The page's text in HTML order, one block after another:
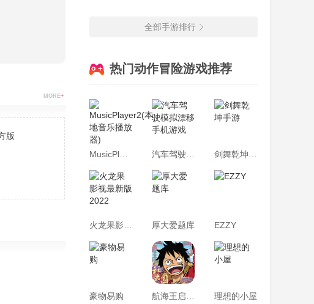
MORE+
全部手游排行
热门动作冒险游戏推荐
厚大爱题库 EZZY
豪物易购 理想的小屋